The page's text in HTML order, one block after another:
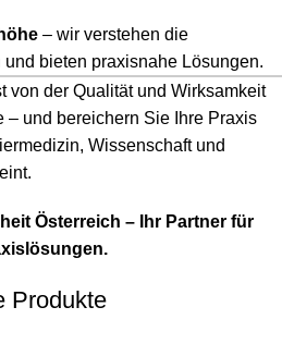
– wir verstehen die
bieten praxisnahe Lösungen.
von der Qualität und Wirksamkeit
– und bereichern Sie Ihre Praxis
Wissenschaft und
Österreich – Ihr Partner für
Produkte